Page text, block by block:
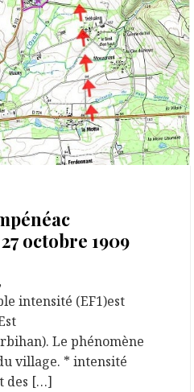
octobre 1909
intensité (EF1)est
Le phénomène
village. * intensité
des […]